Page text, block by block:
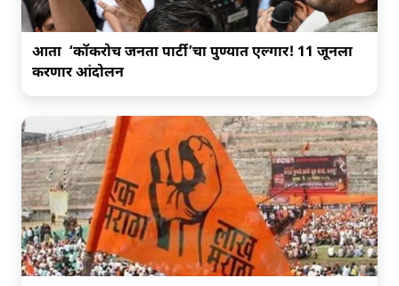
आता ‘कॉकरोच जनता पार्टी’चा पुण्यात एल्गार! 11 जूनला
करणार आंदोलन